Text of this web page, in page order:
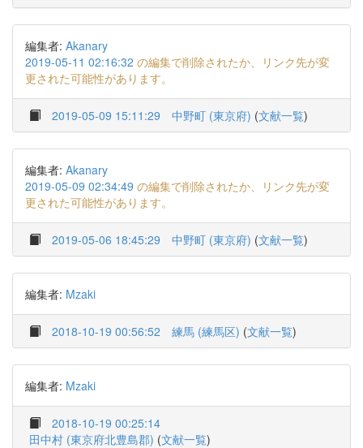
編集者: Akanary
2019-05-11 02:16:32 の編集で削除されたか、リンク先が変
更された可能性があります。
2019-05-09 15:11:29 中野町 (東京府) (文献一覧)
編集者: Akanary
2019-05-09 02:34:49 の編集で削除されたか、リンク先が変
更された可能性があります。
2019-05-06 18:45:29 中野町 (東京府) (文献一覧)
編集者: Mzaki
2018-10-19 00:56:52 練馬 (練馬区) (文献一覧)
編集者: Mzaki
2018-10-19 00:25:14
田中村 (東京府北豊島郡) (文献一覧)